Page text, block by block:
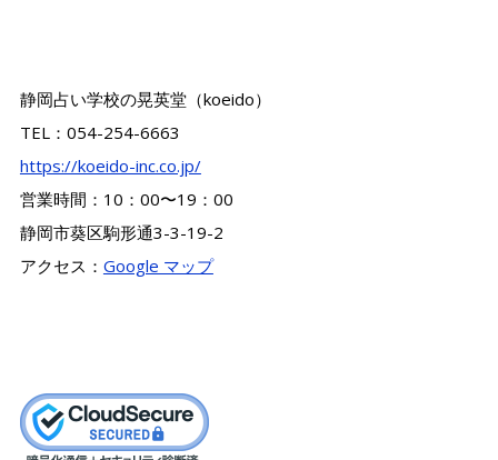
静岡占い学校の晃英堂（koeido）
TEL：054-254-6663
https://koeido-inc.co.jp/
営業時間：10：00〜19：00
静岡市葵区駒形通3-3-19-2
アクセス： Google マップ